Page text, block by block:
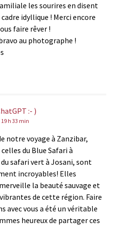
les sourires en disent
idyllique ! Merci encore
faire rêver !
au photographe !
:- )
h 33 min
notre voyage à Zanzibar,
du Blue Safari à
safari vert à Josani, sont
incroyables! Elles
la beauté sauvage et
de cette région. Faire
avec vous a été un véritable
heureux de partager ces